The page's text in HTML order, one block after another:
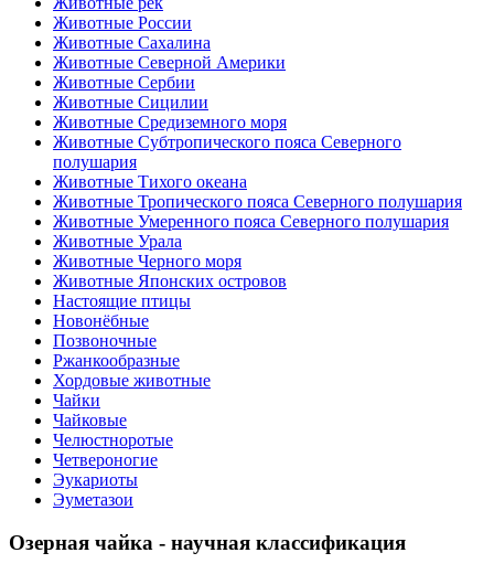
Животные России
Животные Сахалина
Животные Северной Америки
Животные Сербии
Животные Сицилии
Животные Средиземного моря
Животные Субтропического пояса Северного
полушария
Животные Тихого океана
Животные Тропического пояса Северного полушария
Животные Умеренного пояса Северного полушария
Животные Урала
Животные Черного моря
Животные Японских островов
Настоящие птицы
Новонёбные
Позвоночные
Ржанкообразные
Хордовые животные
Чайки
Чайковые
Челюстноротые
Четвероногие
Эукариоты
Эуметазои
Озерная чайка - научная классификация